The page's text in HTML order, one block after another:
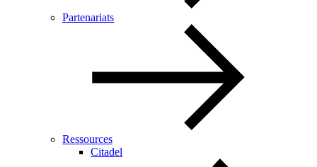
Partenariats
Ressources
Citadel